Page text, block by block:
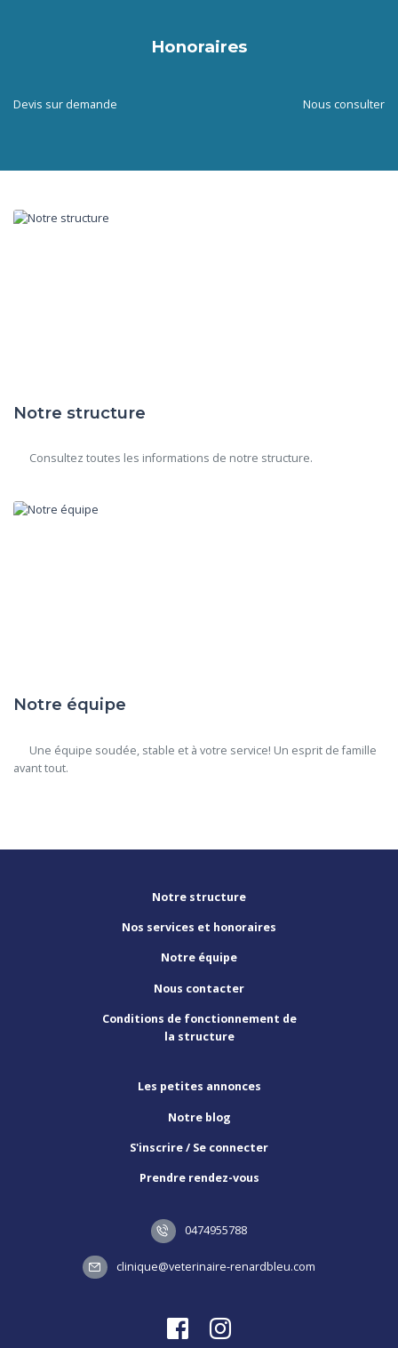
Honoraires
Devis sur demande Nous consulter
Notre structure
Notre équipe
avant tout.
Notre structure
Nos services et honoraires
Notre équipe
Nous contacter
Conditions de fonctionnement de
la structure
Les petites annonces
Notre blog
S'inscrire / Se connecter
Prendre rendez-vous
0474955788
clinique@veterinaire-renardbleu.com